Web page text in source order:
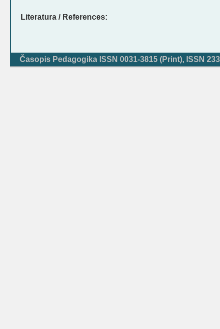
Literatura / References:
Časopis Pedagogika ISSN 0031-3815 (Print), ISSN